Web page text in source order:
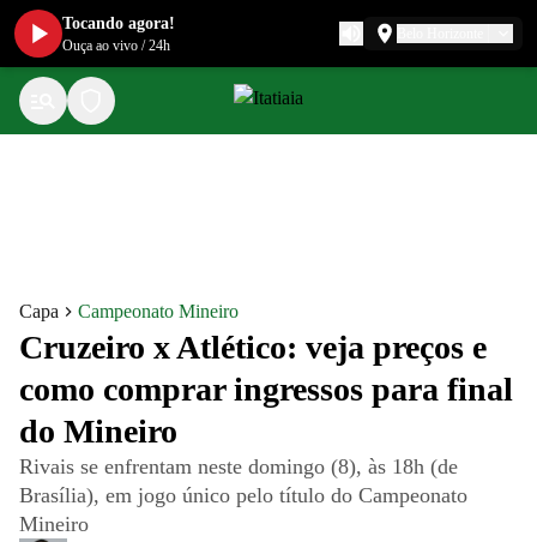
Capa Campeonato Mineiro
Cruzeiro x Atlético: veja preços e
como comprar ingressos para final
do Mineiro
Rivais se enfrentam neste domingo (8), às 18h (de
Brasília), em jogo único pelo título do Campeonato
Mineiro
Tocando agora!
Ouça ao vivo /24h